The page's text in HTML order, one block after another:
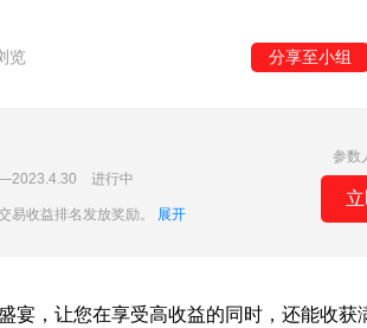
览 分享至小组
进行中
易收益排名发放奖励。 展开
参数
宴，让您在享受高收益的同时，还能收获